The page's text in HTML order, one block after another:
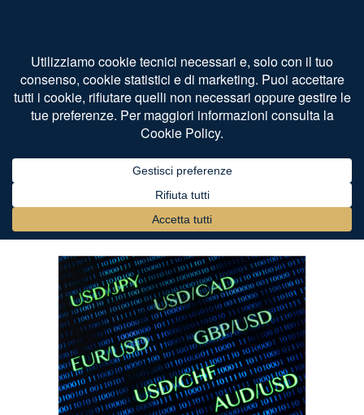
News giuridico finanziarie
Sentenza Trading: Nullità
Bonifico
Analisi Giuridica dell'Invalidità di Transazioni Finanziarie
senza Contratto Scritto
Studio Legale Internazionale Bertaggia